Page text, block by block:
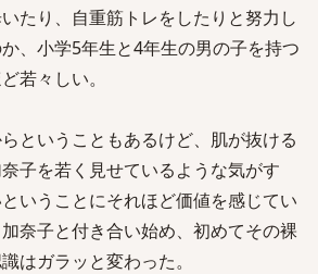
たり、自重筋トレをしたりと努力し
、小学5年生と4年生の男の子を持つ
若々しい。
ということもあるけど、肌が抜ける
子を若く見せているような気がす
いうことにそれほど価値を感じてい
奈子と付き合い始め、初めてその裸
はガラッと変わった。